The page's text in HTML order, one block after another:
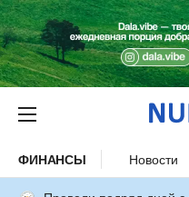
ФИНАНСЫ Новости